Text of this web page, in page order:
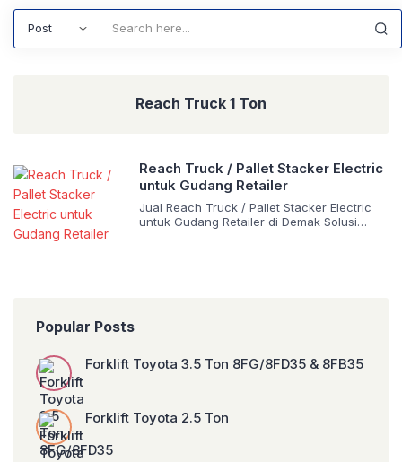
Reach Truck 1 Ton
Reach Truck / Pallet Stacker Electric
untuk Gudang Retailer
Jual Reach Truck / Pallet Stacker Electric
untuk Gudang Retailer di Demak Solusi
Popular Posts
Forklift Toyota 3.5 Ton 8FG/8FD35 & 8FB35
Forklift Toyota 2.5 Ton